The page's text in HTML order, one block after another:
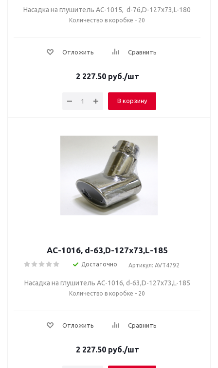
Насадка на глушитель AC-1015, d-76,D-127х73,L-180
Количество в коробке - 20
Отложить Сравнить
2 227.50руб./шт
В корзину
AC-1016, d-63,D-127х73,L-185
Достаточно Артикул: AVT4792
Насадка на глушитель AC-1016, d-63,D-127х73,L-185
Количество в коробке - 20
Отложить Сравнить
2 227.50руб./шт